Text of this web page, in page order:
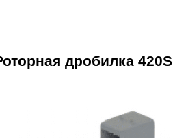
дробилка 420S